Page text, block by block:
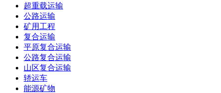
超重载运输
公路运输
矿用工程
复合运输
平原复合运输
公路复合运输
山区复合运输
轿运车
能源矿物